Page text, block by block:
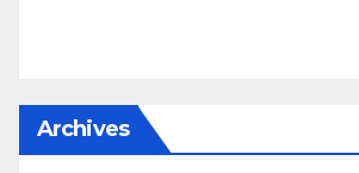
Archives